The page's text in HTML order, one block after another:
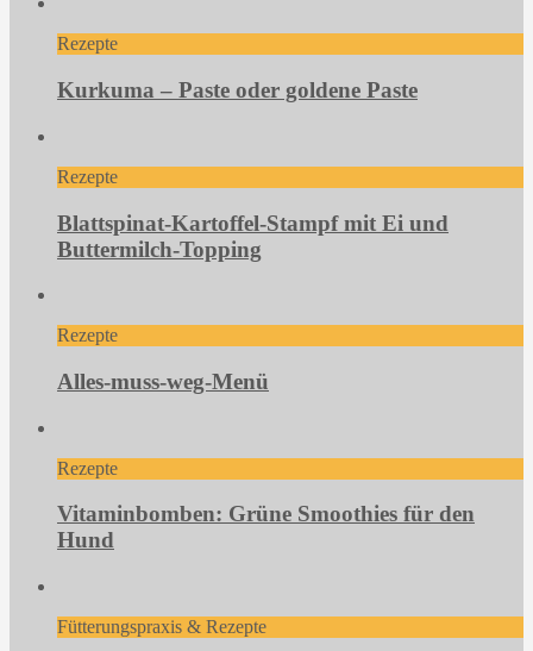
Rezepte
Kurkuma – Paste oder goldene Paste
Rezepte
Blattspinat-Kartoffel-Stampf mit Ei und
Buttermilch-Topping
Rezepte
Alles-muss-weg-Menü
Rezepte
Vitaminbomben: Grüne Smoothies für den
Hund
Fütterungspraxis & Rezepte